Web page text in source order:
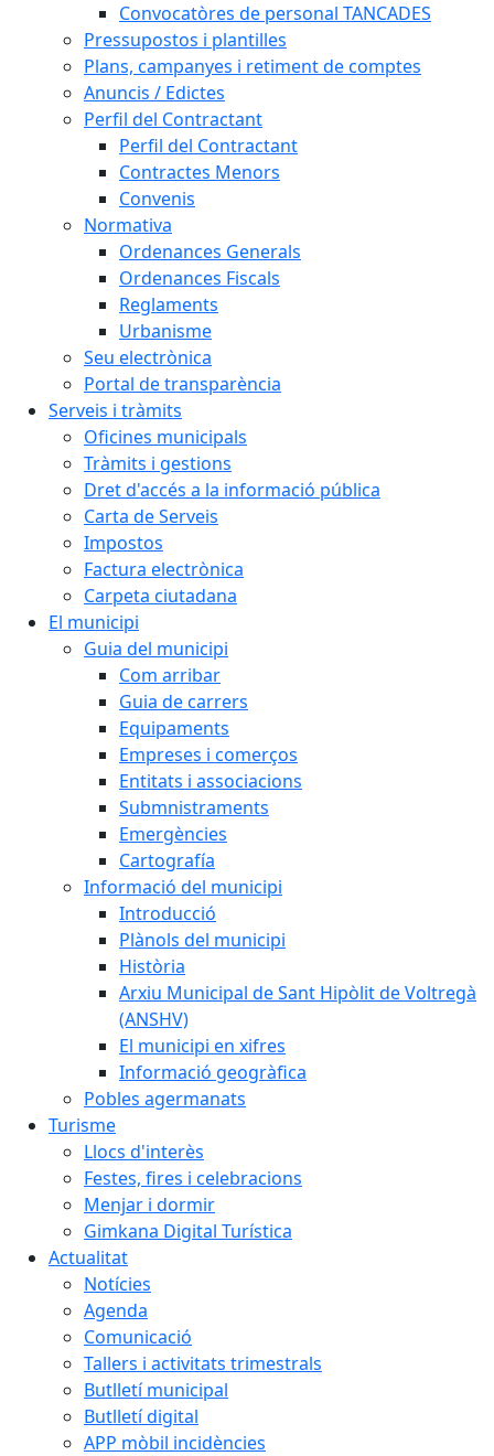
Convocatòres de personal TANCADES
Pressupostos i plantilles
Plans, campanyes i retiment de comptes
Anuncis / Edictes
Perfil del Contractant
Perfil del Contractant
Contractes Menors
Convenis
Normativa
Ordenances Generals
Ordenances Fiscals
Reglaments
Urbanisme
Seu electrònica
Portal de transparència
Serveis i tràmits
Oficines municipals
Tràmits i gestions
Dret d'accés a la informació pública
Carta de Serveis
Impostos
Factura electrònica
Carpeta ciutadana
El municipi
Guia del municipi
Com arribar
Guia de carrers
Equipaments
Empreses i comerços
Entitats i associacions
Submnistraments
Emergències
Cartografía
Informació del municipi
Introducció
Plànols del municipi
Història
Arxiu Municipal de Sant Hipòlit de Voltregà
(ANSHV)
El municipi en xifres
Informació geogràfica
Pobles agermanats
Turisme
Llocs d'interès
Festes, fires i celebracions
Menjar i dormir
Gimkana Digital Turística
Actualitat
Notícies
Agenda
Comunicació
Tallers i activitats trimestrals
Butlletí municipal
Butlletí digital
APP mòbil incidències